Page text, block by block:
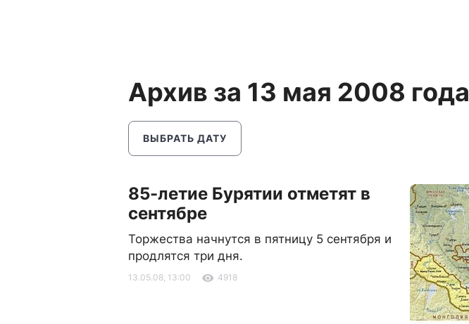
Архив за 13 мая 2008 года
ВЫБРАТЬ ДАТУ
85-летие Бурятии отметят в
сентябре
Торжества начнутся в пятницу 5 сентября и
продлятся три дня.
13.05.08, 13:00 4918